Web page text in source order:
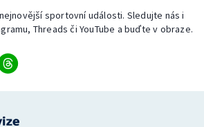
sportovní události. Sledujte nás i
Threads či YouTube a buďte v obraze.